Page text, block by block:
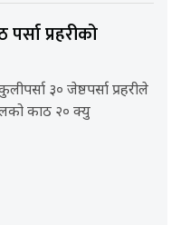
प्रहरीको
३० जेष्ठपर्सा प्रहरीले
काठ २० क्यु